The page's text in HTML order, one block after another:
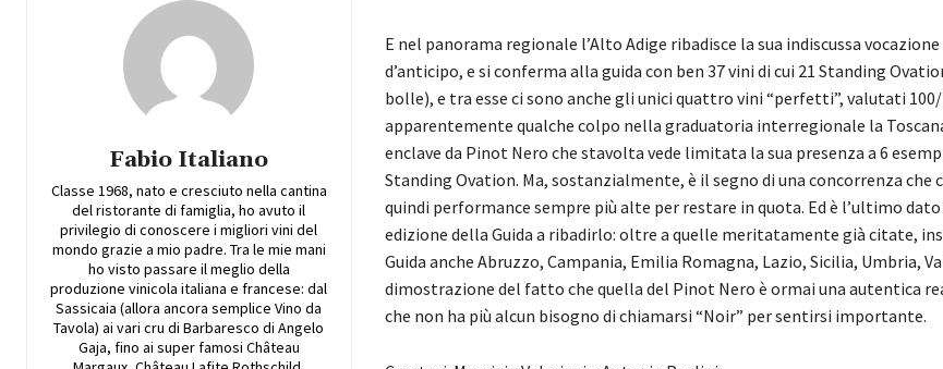
Fabio Italiano
Classe 1968, nato e cresciuto nella cantina
del ristorante di famiglia, ho avuto il
privilegio di conoscere i migliori vini del
mondo grazie a mio padre. Tra le mie mani
ho visto passare il meglio della
produzione vinicola italiana e francese: dal
Sassicaia (allora ancora semplice Vino da
Tavola) ai vari cru di Barbaresco di Angelo
Gaja, fino ai super famosi Château
E nel panorama regionale l’Alto Adige ribadisce la sua indiscussa
d’anticipo, e si conferma alla guida con ben 37 vini di cui 21 Standing
bolle), e tra esse ci sono anche gli unici quattro vini “perfetti”, valutati 100/
apparentemente qualche colpo nella graduatoria interregionale la
enclave da Pinot Nero che stavolta vede limitata la sua presenza a 6
Standing Ovation. Ma, sostanzialmente, è il segno di una concorrenza che
quindi performance sempre più alte per restare in quota. Ed è l’ultimo dato
edizione della Guida a ribadirlo: oltre a quelle meritatamente già citate,
Guida anche Abruzzo, Campania, Emilia Romagna, Lazio, Sicilia, Umbria,
dimostrazione del fatto che quella del Pinot Nero è ormai una autentica
che non ha più alcun bisogno di chiamarsi “Noir” per sentirsi importante.